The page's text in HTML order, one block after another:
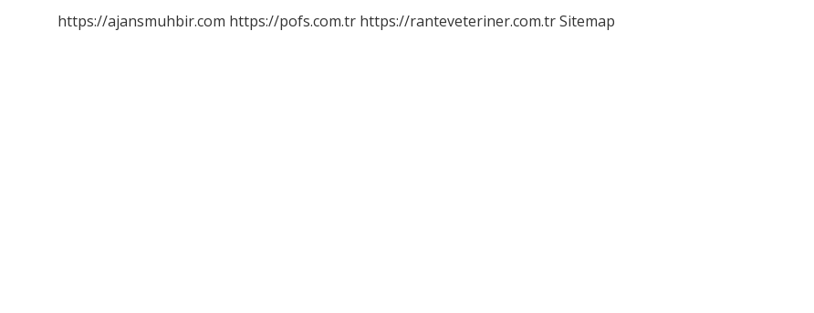
https://ajansmuhbir.com https://pofs.com.tr https://ranteveteriner.com.trSitemap